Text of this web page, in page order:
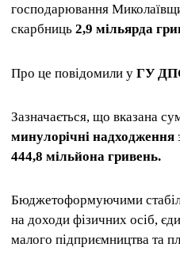
господарювання
скарбниць 2,9 мільярда
Про це повідомили у ГУ
Зазначається, що вказана
минулорічні надходження
444,8 мільйона гривень.
Бюджетоформуючими
на доходи фізичних осіб,
малого підприємництва та